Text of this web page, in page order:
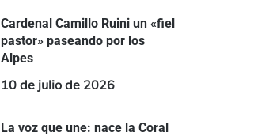
Cardenal Camillo Ruini un «fiel
pastor» paseando por los
Alpes
10 de julio de 2026
La voz que une: nace la Coral